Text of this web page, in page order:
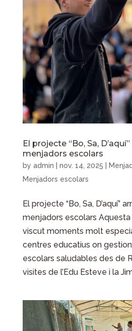
El projecte “Bo, Sa,
menjadors escolars
by admin nov. 14, 2025
Menjadors escolars
El projecte “Bo, Sa, D’aquí”
menjadors escolars
viscut moments molt
centres educatius on
escolars saludables des de
visites de l’Edu Esteve i la